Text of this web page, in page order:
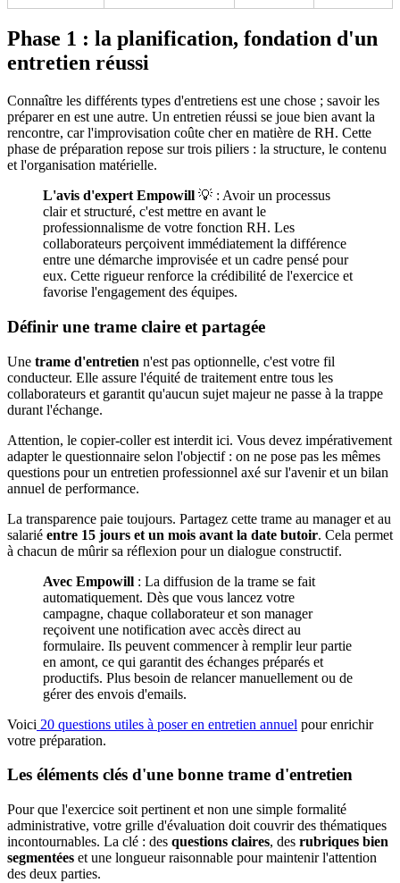
Phase 1 : la planification, fondation d'un
entretien réussi
Connaître les différents types d'entretiens est une chose ; savoir les
préparer en est une autre. Un entretien réussi se joue bien avant la
rencontre, car l'improvisation coûte cher en matière de RH. Cette
phase de préparation repose sur trois piliers : la structure, le contenu
et l'organisation matérielle.
L'avis d'expert Empowill 💡 : Avoir un processus
clair et structuré, c'est mettre en avant le
professionnalisme de votre fonction RH. Les
collaborateurs perçoivent immédiatement la différence
entre une démarche improvisée et un cadre pensé pour
eux. Cette rigueur renforce la crédibilité de l'exercice et
favorise l'engagement des équipes.
Définir une trame claire et partagée
Une trame d'entretien n'est pas optionnelle, c'est votre fil
conducteur. Elle assure l'équité de traitement entre tous les
collaborateurs et garantit qu'aucun sujet majeur ne passe à la trappe
durant l'échange.
Attention, le copier-coller est interdit ici. Vous devez impérativement
adapter le questionnaire selon l'objectif : on ne pose pas les mêmes
questions pour un entretien professionnel axé sur l'avenir et un bilan
annuel de performance.
La transparence paie toujours. Partagez cette trame au manager et au
salarié entre 15 jours et un mois avant la date butoir. Cela permet
à chacun de mûrir sa réflexion pour un dialogue constructif.
Avec Empowill : La diffusion de la trame se fait
automatiquement. Dès que vous lancez votre
campagne, chaque collaborateur et son manager
reçoivent une notification avec accès direct au
formulaire. Ils peuvent commencer à remplir leur partie
en amont, ce qui garantit des échanges préparés et
productifs. Plus besoin de relancer manuellement ou de
gérer des envois d'emails.
Voici 20 questions utiles à poser en entretien annuel pour enrichir
votre préparation.
Les éléments clés d'une bonne trame d'entretien
Pour que l'exercice soit pertinent et non une simple formalité
administrative, votre grille d'évaluation doit couvrir des thématiques
incontournables. La clé : des questions claires, des rubriques bien
segmentées et une longueur raisonnable pour maintenir l'attention
des deux parties.